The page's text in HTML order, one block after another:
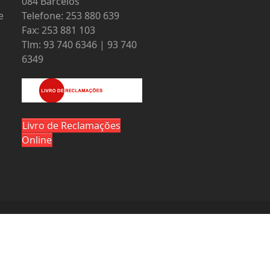
Telefone: 253 880 639
Fax: 253 881 103
Tlm: 93 740 6346 | 93 740
6349
Livro de Reclamações
Online